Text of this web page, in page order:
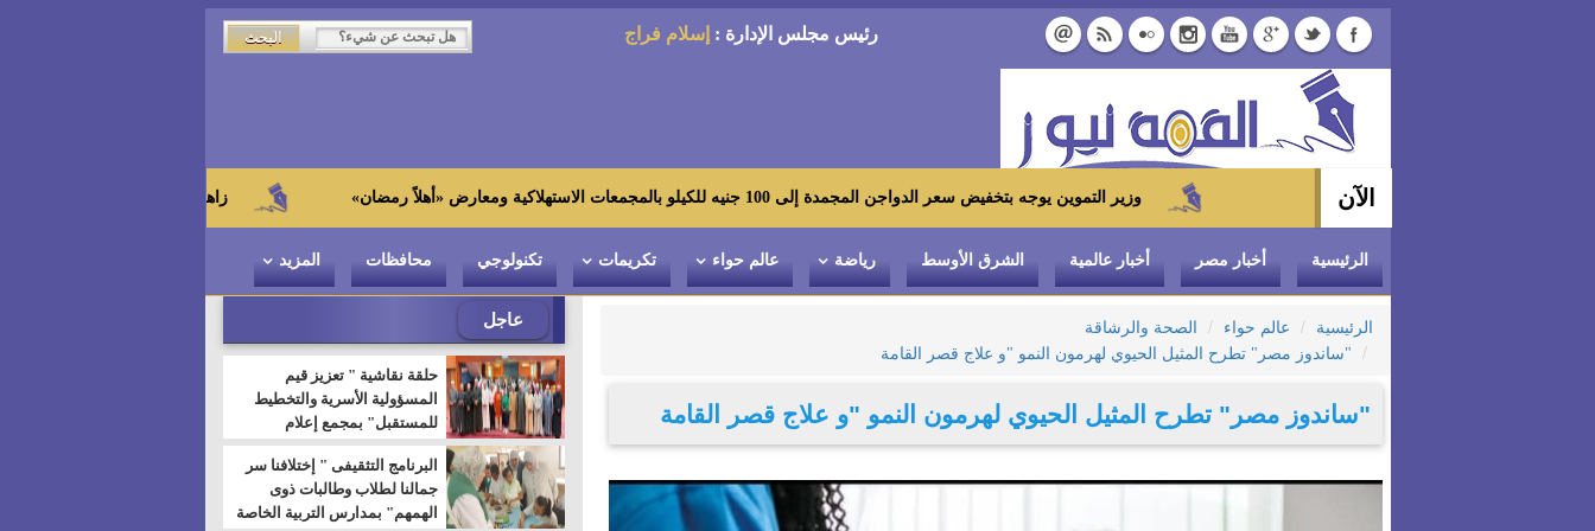
رئيس مجلس الإدارة : إسلام فراج
الآن زاهي حواس من الجامعة اليابانية : "توت عنخ وزير التموين يوجه بتخفيض سعر الدواجن المجمدة إلى 100 جنيه للكيلو بالمجمعات الاستهلاكية ومعارض «أهلاً رمضان»
الرئيسية أخبار مصر أخبار عالمية الشرق الأوسط رياضة عالم حواء تكريمات تكنولوجي محافظات المزيد
الرئيسية عالم حواء
الصحة والرشاقة
"ساندوز مصر" تطرح المثيل الحيوي لهرمون النمو "و علاج قصر القامة
"ساندوز مصر" تطرح المثيل الحيوي لهرمون النمو "و علاج قصر القامة
عاجل
حلقة نقاشية " تعزيز قيم
المسؤولية الأسرية والتخطيط
للمستقبل" بمجمع إعلام
السويس
البرنامج التثقيفى " إختلافنا سر
جمالنا لطلاب وطالبات ذوى
الهمهم" بمدارس التربية الخاصة